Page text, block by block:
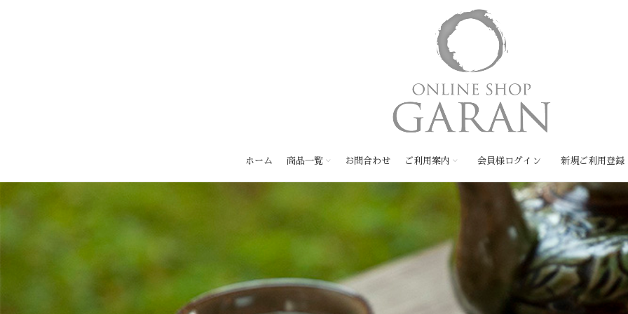
ホーム 商品一覧 お問合わせ ご利用案内 会員様ログイン 新規ご利用登録